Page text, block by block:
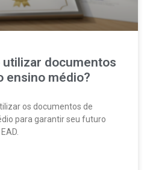
utilizar documentos
ensino médio?
os documentos de
para garantir seu futuro